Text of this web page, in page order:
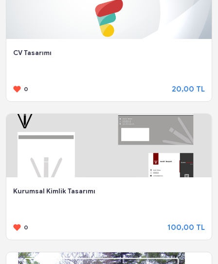
CV Tasarımı
0 20,00 TL
Kurumsal Kimlik Tasarımı
0 100,00 TL